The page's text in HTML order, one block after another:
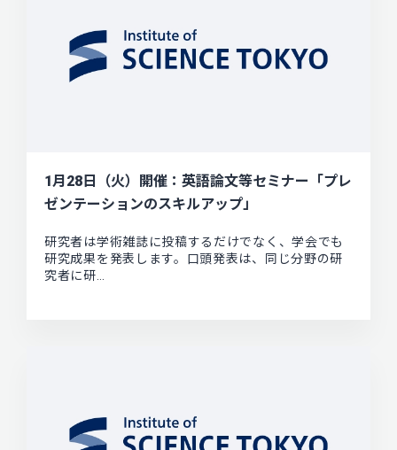
1月28日（火）開催：英語論文等セミナー「プレ
ゼンテーションのスキルアップ」
研究者は学術雑誌に投稿するだけでなく、学会でも
研究成果を発表します。口頭発表は、同じ分野の研
究者に研…